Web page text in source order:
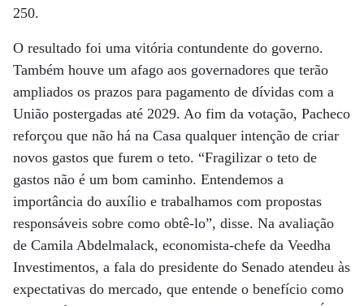
250.
O resultado foi uma vitória contundente do governo.
Também houve um afago aos governadores que terão
ampliados os prazos para pagamento de dívidas com a
União postergadas até 2029. Ao fim da votação, Pacheco
reforçou que não há na Casa qualquer intenção de criar
novos gastos que furem o teto. “Fragilizar o teto de
gastos não é um bom caminho. Entendemos a
importância do auxílio e trabalhamos com propostas
responsáveis sobre como obtê-lo”, disse. Na avaliação
de Camila Abdelmalack, economista-chefe da Veedha
Investimentos, a fala do presidente do Senado atendeu às
expectativas do mercado, que entende o benefício como